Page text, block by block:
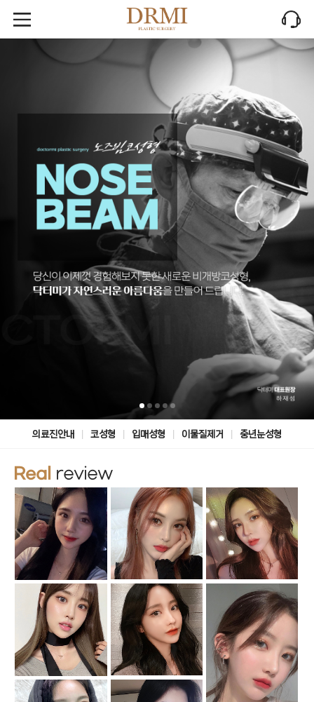
의료진안내 코성형 입매성형 이물질제거 중년눈성형
Real review